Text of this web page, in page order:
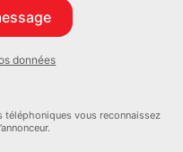
données
vous reconnaissez